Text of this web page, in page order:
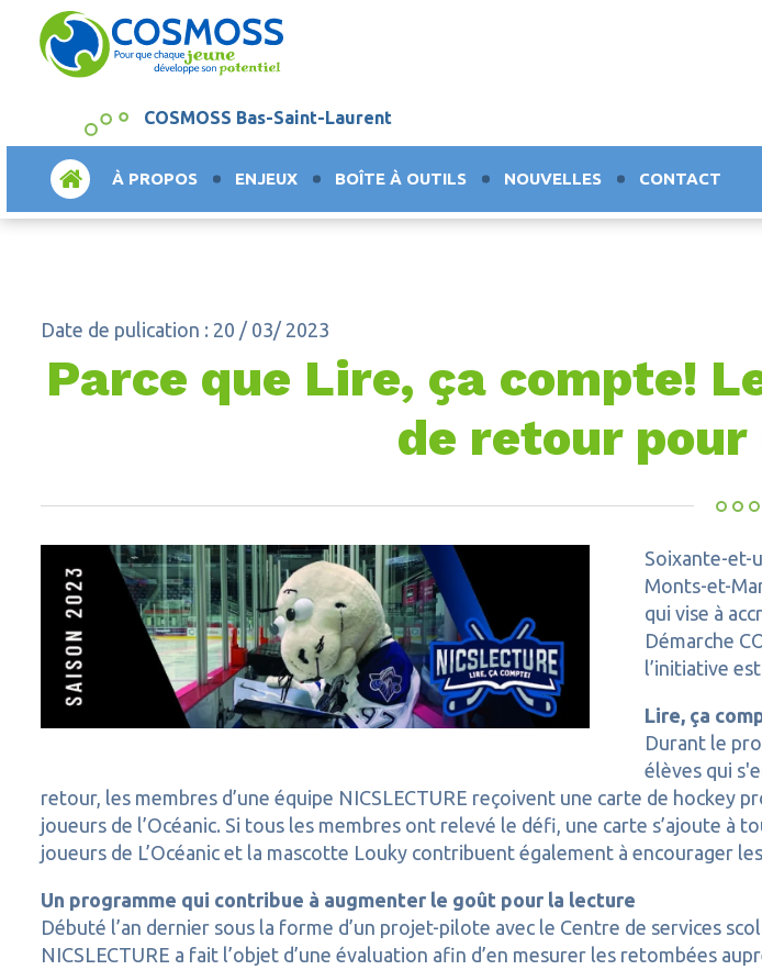
COSMOSS Bas-Saint-Laurent
ACCUEILÀ PROPOS ENJEUX BOÎTE À OUTILS NOUVELLES CONTACT
Date de pulication : 20 / 03/ 2023
Parce que Lire, ça compte!
de retour pour
Soixante-et-
Monts-et-
qui vise à
Démarche
l’initiative
Lire, ça
Durant le
élèves qui
retour, les membres d’une équipe NICSLECTURE reçoivent une carte de hockey
joueurs de l’Océanic. Si tous les membres ont relevé le défi, une carte s’ajoute à
joueurs de L’Océanic et la mascotte Louky contribuent également à encourager
Un programme qui contribue à augmenter le goût pour la lecture
Débuté l’an dernier sous la forme d’un projet-pilote avec le Centre de services
NICSLECTURE a fait l’objet d’une évaluation afin d’en mesurer les retombées